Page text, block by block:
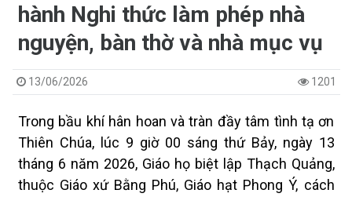
hành Nghi thức làm phép nhà
nguyện, bàn thờ và nhà mục vụ
13/06/2026 1201
Trong bầu khí hân hoan và tràn đầy tâm tình tạ ơn
Thiên Chúa, lúc 9 giờ 00 sáng thứ Bảy, ngày 13
tháng 6 năm 2026, Giáo họ biệt lập Thạch Quảng,
thuộc Giáo xứ Bằng Phú, Giáo hạt Phong Ý, cách